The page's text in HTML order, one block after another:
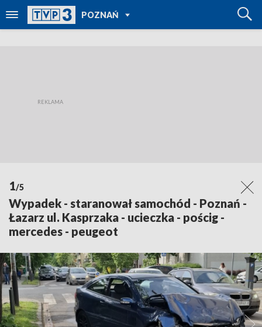
POZNAŃ
POWRÓT DO
TVP REGIONY
1/5
Wypadek - staranował samochód - Poznań -
Łazarz ul. Kasprzaka - ucieczka - pościg -
mercedes - peugeot